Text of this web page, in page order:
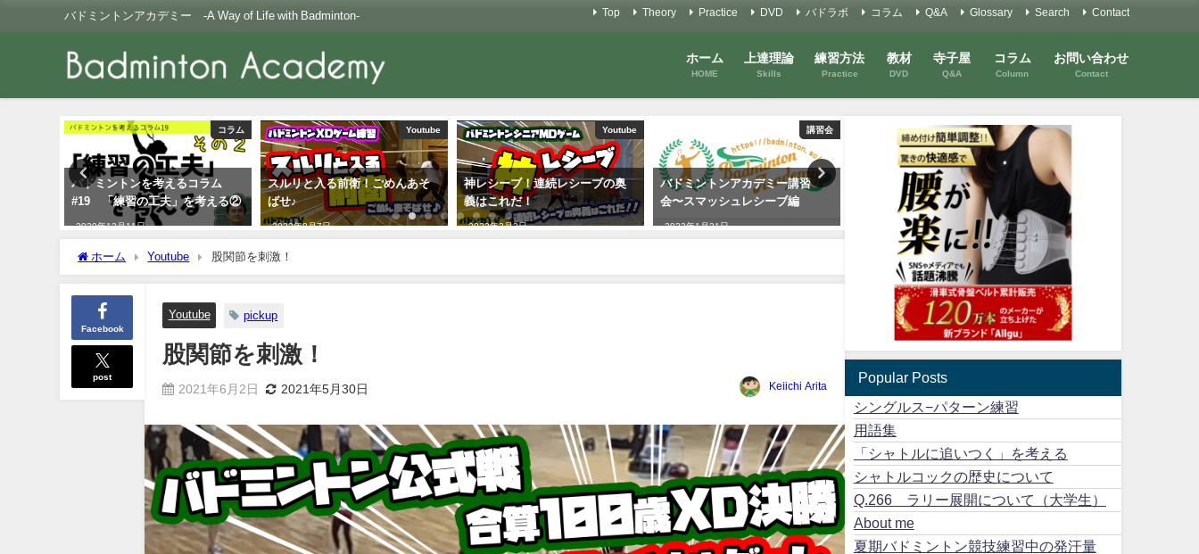
バドミントンアカデミー -A Way of Life with Badminton- Top Theory Practice DVD バドラボ コラム Q&A Glossary Search Contact
ホーム
HOME
上達理論
Skills
練習方法
Practice
教材
DVD
寺子屋
Q&A
コラム
Column
お問い合わせ
Contact
Youtube
スルリと入る前衛！ごめんあそ
ばせ♪
2022年8月7日
Youtube
神レシーブ！連続レシーブの奥
義はこれだ！
2022年2月3日
講習会
バドミントンアカデミー講習
会〜スマッシュレシーブ編
2023年1月31日
Youtube
きっついサービス打ちますな
ー！いいサービスの対処法！！
2022年8月12日
Youtube
連続攻撃と重いスマッシュ！イ
メトレ編集つき！
2021年12月23日
バドミントンを考えるコラ
#27 「習慣」を考える①
2021年3月27日
ホーム Youtube 股関節を刺激！
Facebook
post
Youtube pickup
股関節を刺激！
2021年6月2日 2021年5月30日 Keiichi Arita
Popular Posts
シングルス−パターン練習
用語集
「シャトルに追いつく」を考える
シャトルコックの歴史について
Q.266 ラリー展開について（大学生）
About me
夏期バドミントン競技練習中の発汗量